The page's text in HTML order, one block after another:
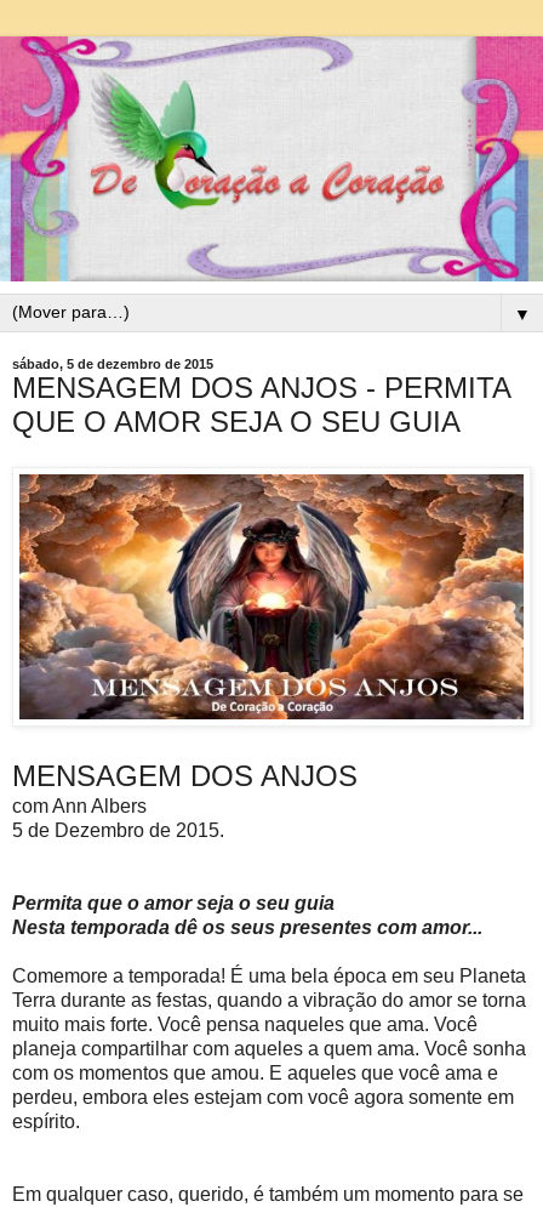
▼
sábado, 5 de dezembro de 2015
MENSAGEM DOS ANJOS - PERMITA
QUE O AMOR SEJA O SEU GUIA
MENSAGEM DOS ANJOS
com Ann Albers
5 de Dezembro de 2015.
Permita que o amor seja o seu guia
Nesta temporada dê os seus presentes com amor...
Comemore a temporada! É uma bela época em seu Planeta
Terra durante as festas, quando a vibração do amor se torna
muito mais forte. Você pensa naqueles que ama. Você
planeja compartilhar com aqueles a quem ama. Você sonha
com os momentos que amou. E aqueles que você ama e
perdeu, embora eles estejam com você agora somente em
espírito.
Em qualquer caso, querido, é também um momento para se